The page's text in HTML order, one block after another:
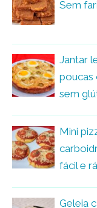
Sem
Jantar
poucas
sem
Mini
fácil e
Geleia